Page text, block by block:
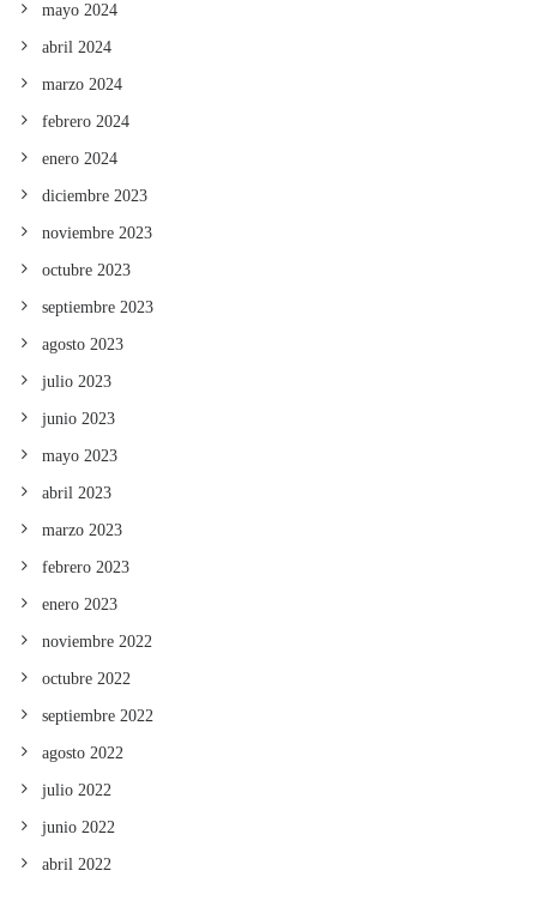
mayo 2024
abril 2024
marzo 2024
febrero 2024
enero 2024
diciembre 2023
noviembre 2023
octubre 2023
septiembre 2023
agosto 2023
julio 2023
junio 2023
mayo 2023
abril 2023
marzo 2023
febrero 2023
enero 2023
noviembre 2022
octubre 2022
septiembre 2022
agosto 2022
julio 2022
junio 2022
abril 2022